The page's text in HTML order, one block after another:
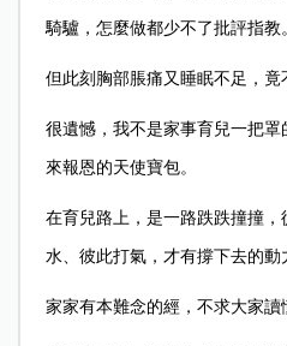
騎驢，怎麼做都少不了批評指教
但此刻胸部脹痛又睡眠不足，竟
很遺憾，我不是家事育兒一把
來報恩的天使寶包。
在育兒路上，是一路跌跌撞撞
水、彼此打氣，才有撐下去的動
家家有本難念的經，不求大家讀